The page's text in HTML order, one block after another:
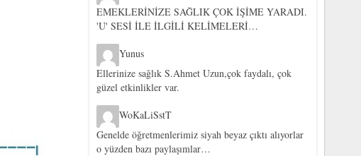
EMEKLERİNİZE SAĞLIK ÇOK İŞİME YARADI.
'U' SESİ İLE İLGİLİ KELİMELERİ…
Yunus
Ellerinize sağlık S.Ahmet Uzun,çok faydalı, çok
güzel etkinlikler var.
WoKaLiSstT
Genelde öğretmenlerimiz siyah beyaz çıktı alıyorlar
o yüzden bazı paylaşımlar…